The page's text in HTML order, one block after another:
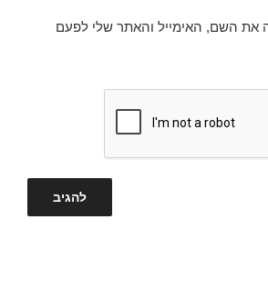
את השם, האימייל והאתר שלי לפעם